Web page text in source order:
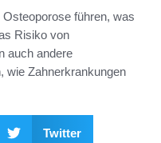
führen, was
Risiko von
auch andere
wie Zahnerkrankungen
Twitter